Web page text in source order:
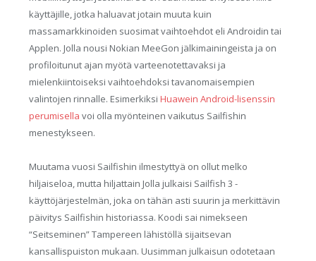
käyttäjille, jotka haluavat jotain muuta kuin
massamarkkinoiden suosimat vaihtoehdot eli Androidin tai
Applen. Jolla nousi Nokian MeeGon jälkimainingeista ja on
profiloitunut ajan myötä varteenotettavaksi ja
mielenkiintoiseksi vaihtoehdoksi tavanomaisempien
valintojen rinnalle. Esimerkiksi Huawein Android-lisenssin
perumisella voi olla myönteinen vaikutus Sailfishin
menestykseen.
Muutama vuosi Sailfishin ilmestyttyä on ollut melko
hiljaiseloa, mutta hiljattain Jolla julkaisi Sailfish 3 -
käyttöjärjestelmän, joka on tähän asti suurin ja merkittävin
päivitys Sailfishin historiassa. Koodi sai nimekseen
“Seitseminen” Tampereen lähistöllä sijaitsevan
kansallispuiston mukaan. Uusimman julkaisun odotetaan